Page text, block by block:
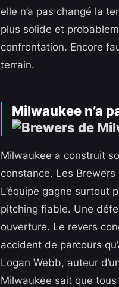
elle n’a pas changé la
plus solide et
confrontation. Encore
terrain.
Milwaukee n’a
Milwaukee a construit
constance. Les
L’équipe gagne surtout
pitching fiable. Une
ouverture. Le revers
accident de parcours
Logan Webb, auteur
Milwaukee sait que